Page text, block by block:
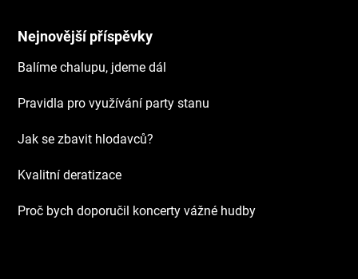
Nejnovější příspěvky
Balíme chalupu, jdeme dál
Pravidla pro využívání party stanu
Jak se zbavit hlodavců?
Kvalitní deratizace
Proč bych doporučil koncerty vážné hudby